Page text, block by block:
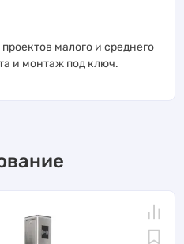
малого и среднего
и монтаж под ключ.